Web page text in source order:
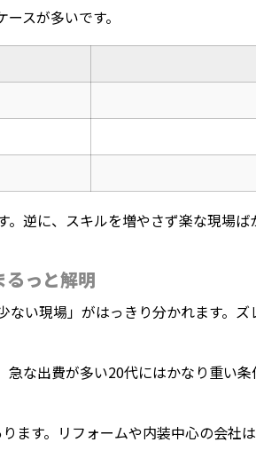
スが多いです。
逆に、スキルを増やさず楽な現場
っと解明
い現場」がはっきり分かれます。ズ
な出費が多い20代にはかなり重い条
す。リフォームや内装中心の会社